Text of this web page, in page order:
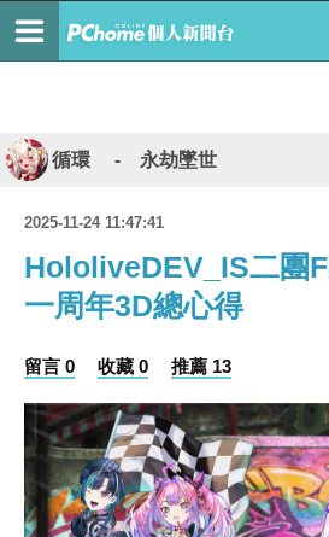
循環 - 永劫墜世
2025-11-24 11:47:41
HololiveDEV_IS二團
一周年3D總心得
留言 0 收藏 0 推薦 13